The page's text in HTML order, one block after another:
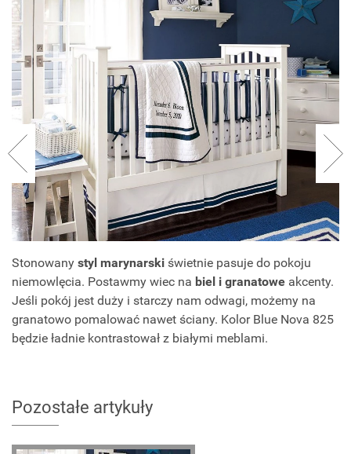
Stonowany styl marynarski świetnie pasuje do pokoju
niemowlęcia. Postawmy wiec na biel i granatowe akcenty.
Jeśli pokój jest duży i starczy nam odwagi, możemy na
granatowo pomalować nawet ściany. Kolor Blue Nova 825
będzie ładnie kontrastował z białymi meblami.
Pozostałe artykuły